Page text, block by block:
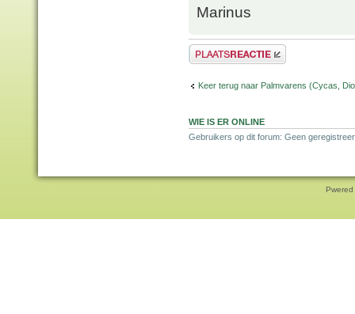
Marinus
Plaats een reactie
Keer terug naar Palmvarens (Cycas,
WIE IS ER ONLINE
Gebruikers op dit forum: Geen